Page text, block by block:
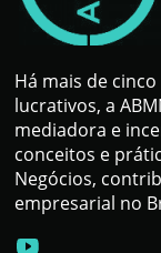
Há mais de
lucrativos, a
mediadora e
conceitos e
Negócios,
empresarial no